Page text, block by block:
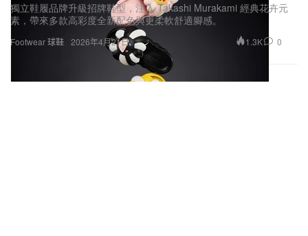
Footwear 球鞋
獨立鞋履品牌升級招牌鞋型，注入 Takashi Murakami 經典花卉元
素，帶來多款高彩度全新配色與更柔軟舒適腳感。
2026年4月21日 1.3K 0